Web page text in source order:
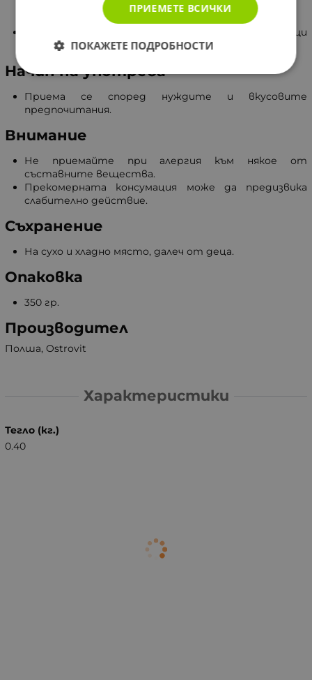
Протеин - 5 гр.
Сол - 0,09 гр.
соя и зърнени храни, съдържащи
глутен, други ядки (освен лешници).
Начин на употреба
Приема се според нуждите и вкусовите
предпочитания.
Внимание
Не приемайте при алергия към някое от
съставните вещества.
Прекомерната консумация може да предизвика
слабително действие.
Съхранение
На сухо и хладно място, далеч от деца.
Опаковка
350 гр.
Производител
Полша, Ostrovit
Характеристики
Тегло (кг.)
0.40
ПРИЕМЕТЕ ВСИЧКИ
ПОКАЖЕТЕ ПОДРОБНОСТИ